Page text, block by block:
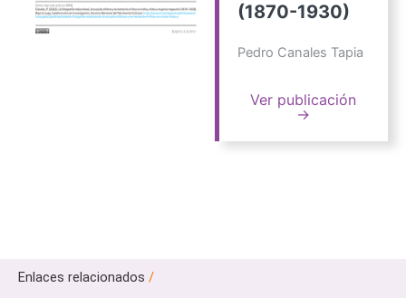
(1870-1930)
Pedro Canales Tapia
Ver publicación
→
Enlaces relacionados /